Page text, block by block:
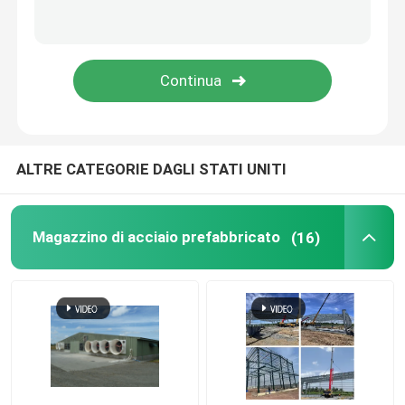
Lamiera d'acciaio profilata
Pannello sandwich in EPS
Pannello a sandwich decorativo
Angolo del pannello a sandwich
ALTRE CATEGORIE DAGLI STATI UNITI
Magazzino di acciaio prefabbricato (16)